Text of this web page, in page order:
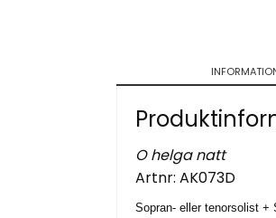
O helga natt
Artnr: AK073D
Sopran- eller tenorsolist +